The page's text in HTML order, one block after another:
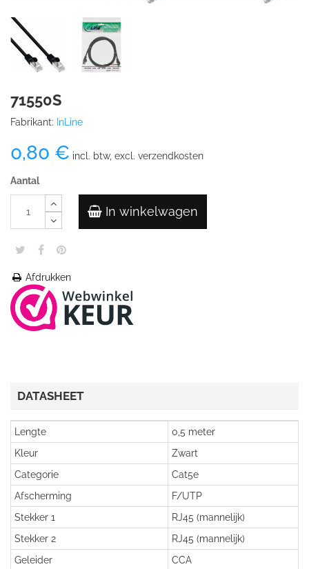
71550S
Fabrikant: InLine
0,80 € incl. btw, excl. verzendkosten
Aantal
In winkelwagen
Afdrukken
DATASHEET
Lengte
0,5 meter
Kleur
Zwart
Categorie
Cat5e
Afscherming
F/UTP
Stekker 1
RJ45 (mannelijk)
Stekker 2
RJ45 (mannelijk)
Geleider
CCA